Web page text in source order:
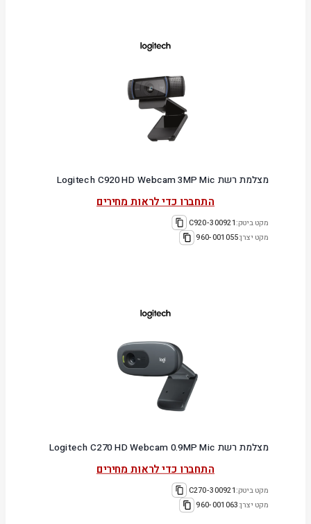
מצלמת רשת Logitech C920 HD Webcam 3MP Mic
התחברו כדי לראות מחירים
מקט ביטק:300921-C920
מקט יצרן:960-001055
מצלמת רשת Logitech C270 HD Webcam 0.9MP Mic
התחברו כדי לראות מחירים
מקט ביטק:300921-C270
מקט יצרן:960-001063